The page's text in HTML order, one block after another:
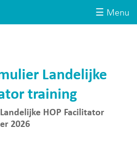
☰ Menu
Landelijke
training
HOP Facilitator
2026